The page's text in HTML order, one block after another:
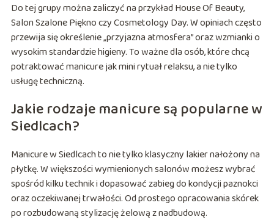
Do tej grupy można zaliczyć na przykład House Of Beauty,
Salon Szalone Piękno czy Cosmetology Day. W opiniach często
przewija się określenie „przyjazna atmosfera” oraz wzmianki o
wysokim standardzie higieny. To ważne dla osób, które chcą
potraktować manicure jak mini rytuał relaksu, a nie tylko
usługę techniczną.
Jakie rodzaje manicure są popularne w
Siedlcach?
Manicure w Siedlcach to nie tylko klasyczny lakier nałożony na
płytkę. W większości wymienionych salonów możesz wybrać
spośród kilku technik i dopasować zabieg do kondycji paznokci
oraz oczekiwanej trwałości. Od prostego opracowania skórek
po rozbudowaną stylizację żelową z nadbudową.